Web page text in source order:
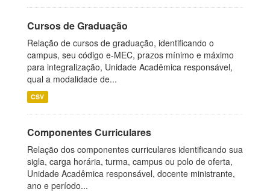
Cursos de Graduação
Relação de cursos de graduação, identificando o
campus, seu código e-MEC, prazos mínimo e máximo
para integralização, Unidade Acadêmica responsável,
qual a modalidade de...
CSV
Componentes Curriculares
Relação dos componentes curriculares identificando sua
sigla, carga horária, turma, campus ou polo de oferta,
Unidade Acadêmica responsável, docente ministrante,
ano e período...